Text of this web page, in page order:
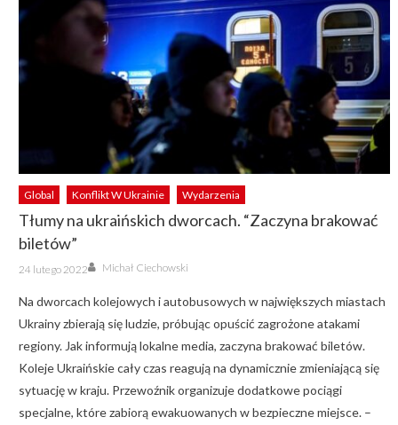
Global Konflikt W Ukrainie Wydarzenia
Tłumy na ukraińskich dworcach. “Zaczyna brakować
biletów”
Posted
on
24 lutego 2022 Author
Michał Ciechowski
Na dworcach kolejowych i autobusowych w największych miastach
Ukrainy zbierają się ludzie, próbując opuścić zagrożone atakami
regiony. Jak informują lokalne media, zaczyna brakować biletów.
Koleje Ukraińskie cały czas reagują na dynamicznie zmieniającą się
sytuację w kraju. Przewoźnik organizuje dodatkowe pociągi
specjalne, które zabiorą ewakuowanych w bezpieczne miejsce. –